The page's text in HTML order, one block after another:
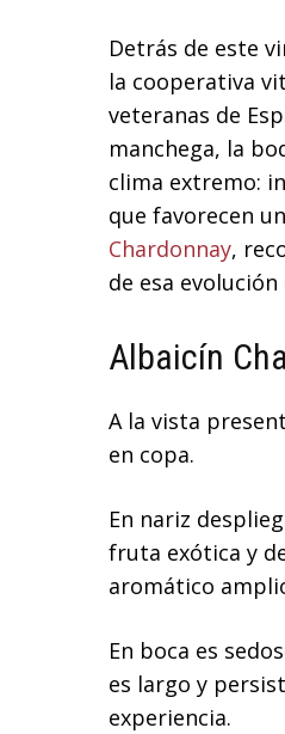
Detrás de este
la cooperativa
veteranas de
manchega, la
clima extremo:
que favorecen
Chardonnay,
de esa
Albaicín
A la vista
en copa.
En nariz
fruta exótica y
aromático
En boca es
es largo y
experiencia.